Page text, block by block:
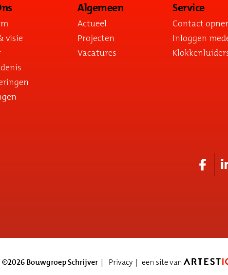
visie
Algemeen
Actueel
Projecten
Vacatures
Service
Contact
Inloggen
©2026 Bouwgroep Schrijver Privacy een site van